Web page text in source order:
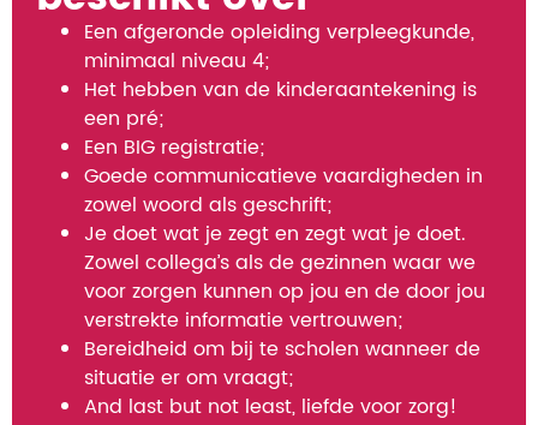
Een afgeronde opleiding verpleegkunde,
minimaal niveau 4;
Het hebben van de kinderaantekening is
een pré;
Een BIG registratie;
Goede communicatieve vaardigheden in
zowel woord als geschrift;
Je doet wat je zegt en zegt wat je doet.
Zowel collega’s als de gezinnen waar we
voor zorgen kunnen op jou en de door jou
verstrekte informatie vertrouwen;
Bereidheid om bij te scholen wanneer de
situatie er om vraagt;
And last but not least, liefde voor zorg!